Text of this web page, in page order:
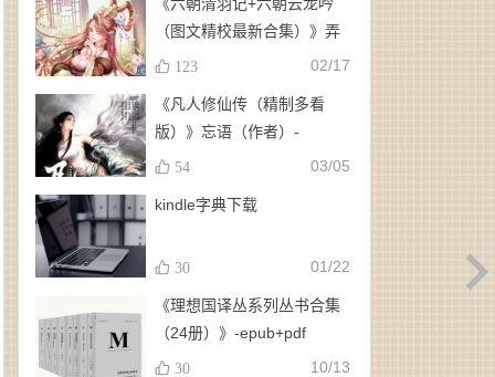
（图文精校最新合集）》弄
玉、龙璇（作者）-
123 02/17
《凡人修仙传（精制多看
版）》忘语（作者）-
epub+mobi
54 03/05
kindle字典下载
30 01/22
《理想国译丛系列丛书合集
（24册）》-epub+pdf
30 10/13